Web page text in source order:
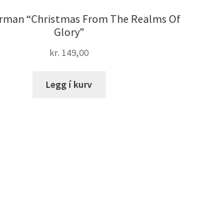
“Christmas From The Realms Of
Glory”
kr. 149,00
Legg í kurv